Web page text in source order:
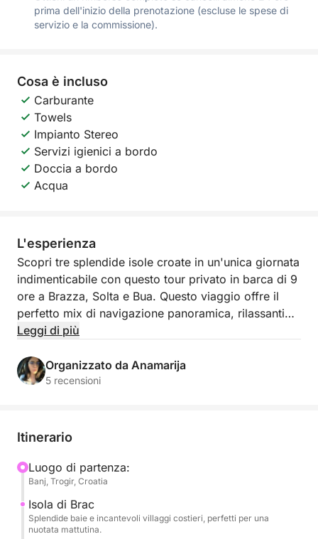
prima dell'inizio della prenotazione (escluse le spese di
servizio e la commissione).
Cosa è incluso
Carburante
Towels
Impianto Stereo
Servizi igienici a bordo
Doccia a bordo
Acqua
L'esperienza
Scopri tre splendide isole croate in un'unica giornata
indimenticabile con questo tour privato in barca di 9
ore a Brazza, Solta e Bua. Questo viaggio offre il
perfetto mix di navigazione panoramica, rilassanti
soste per il bagno ed esplorazione dell'autentica vita
La giornata inizia con una crociera a Brazza, l'isola
fermarvi in un pittoresco villaggio costiero. Da lì, ci
sua natura incontaminata, le calette nascoste e i
tradizionali villaggi di pescatori, il luogo perfetto per
godersi una nuotata tranquilla o una passeggiata sul
lungomare.
Leggi di più
Organizzato da Anamarija
5 recensioni
Itinerario
Luogo di partenza:
Banj, Trogir, Croatia
Isola di Brac
Splendide baie e incantevoli villaggi costieri, perfetti per una
nuotata mattutina.